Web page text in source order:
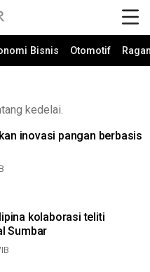
Bisnis Otomotif
kedelai.
inovasi pangan berbasis
kolaborasi teliti
Sumbar